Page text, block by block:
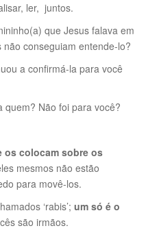
ler, juntos.
que Jesus falava em
conseguiam entende-lo?
a confirmá-la para você
quem? Não foi para você?
os colocam sobre os
mesmos não estão
para movê-los.
‘rabis’; um só é o
são irmãos.